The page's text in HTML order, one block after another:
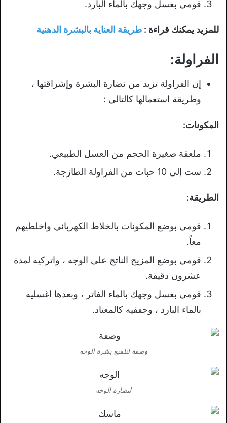
قومي بغسل وجهك بالماء البارد.
للمزيد يمكنك قراءة : طريقة العناية بالبشرة الدهنية
الفراولة:
إن الفراولة تزيد من نضارة البشرة وإشراقتها ،
وطريقة استعمالها كالتالي :
المكونات:
ملعقة صغيرة الحجم من العسل الطبيعي.
ست إلى 10 حبات من الفراولة الطازجة.
الطريقة:
قومي بوضع المكونات بالخلاط الكهربائي واخلطيهم
معاً.
قومي بوضع المزيج الناتج على الوجه ، واتركيه لمدة
عشرون دقيقة.
قومي بغسل وجهك بالماء الفاتر ، وبعدها اغسليه
بالماء البارد ، وجففيه كالمعتاد.
وصفة لتلميع بشرة الوجه
لنضارة الوجه